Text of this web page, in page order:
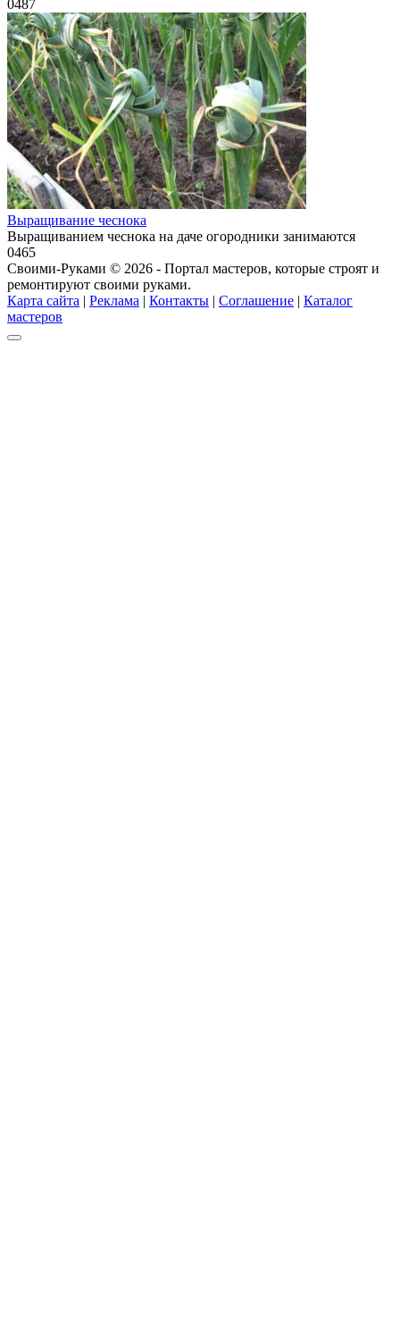
0487
Выращивание чеснока
Выращиванием чеснока на даче огородники занимаются
0465
Своими-Руками © 2026 - Портал мастеров, которые строят и
ремонтируют своими руками.
Карта сайта | Реклама | Контакты | Соглашение | Каталог
мастеров